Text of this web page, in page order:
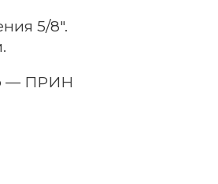
5/8″.
— ПРИН